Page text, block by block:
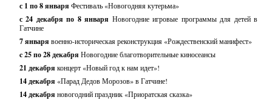
с 1 по 8 января Фестиваль «Новогодняя кутерьма»
с 24 декабря по 8 января Новогодние игровые программы для детей в
Гатчине
7 января военно-историческая реконструкция «Рождественский манифест»
c 25 по 28 декабря Новогодние благотворительные киносеансы
21 декабря концерт «Новый год к нам идет»!
14 декабря «Парад Дедов Морозов» в Гатчине!
14 декабря новогодний праздник «Приоратская сказка»